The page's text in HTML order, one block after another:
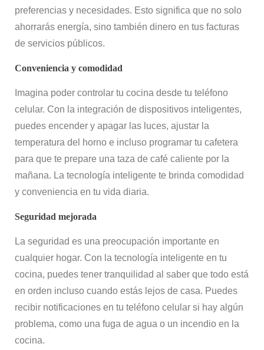
preferencias y necesidades. Esto significa que no solo
ahorrarás energía, sino también dinero en tus facturas
de servicios públicos.
Conveniencia y comodidad
Imagina poder controlar tu cocina desde tu teléfono
celular. Con la integración de dispositivos inteligentes,
puedes encender y apagar las luces, ajustar la
temperatura del horno e incluso programar tu cafetera
para que te prepare una taza de café caliente por la
mañana. La tecnología inteligente te brinda comodidad
y conveniencia en tu vida diaria.
Seguridad mejorada
La seguridad es una preocupación importante en
cualquier hogar. Con la tecnología inteligente en tu
cocina, puedes tener tranquilidad al saber que todo está
en orden incluso cuando estás lejos de casa. Puedes
recibir notificaciones en tu teléfono celular si hay algún
problema, como una fuga de agua o un incendio en la
cocina.